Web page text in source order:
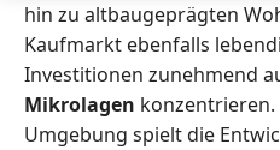
hin zu altbaugeprägten
Kaufmarkt ebenfalls
Investitionen zunehmend
Mikrolagen konzentrieren.
Umgebung spielt die